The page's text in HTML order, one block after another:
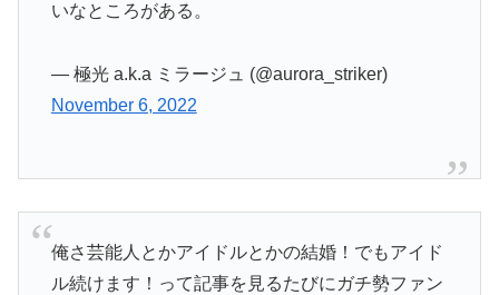
いなところがある。
— 極光 a.k.a ミラージュ (@aurora_striker)
November 6, 2022
俺さ芸能人とかアイドルとかの結婚！でもアイド
ル続けます！って記事を見るたびにガチ勢ファン